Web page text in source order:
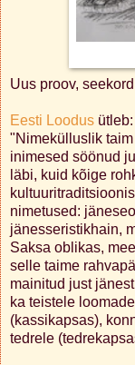
Uus proov,
Eesti Loodus ütleb:
"Nimekülluslik
inimesed söönud
läbi, kuid kõige
nimetused:
jänesseristikhain,
Saksa oblikas,
selle taime
mainitud just
ka teistele
(kassikapsas),
tedrele